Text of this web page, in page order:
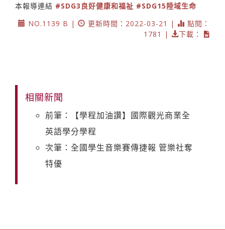
本報導連結 #SDG3良好健康和福祉 #SDG15陸域生命
NO.1139 B |
更新時間：2022-03-21 |
點閱：
1781 |
下載：
相關新聞
前筆：【學程加油讚】國際觀光商業全
英語學分學程
次筆：全國學生音樂賽傳捷報 管樂社奪
特優